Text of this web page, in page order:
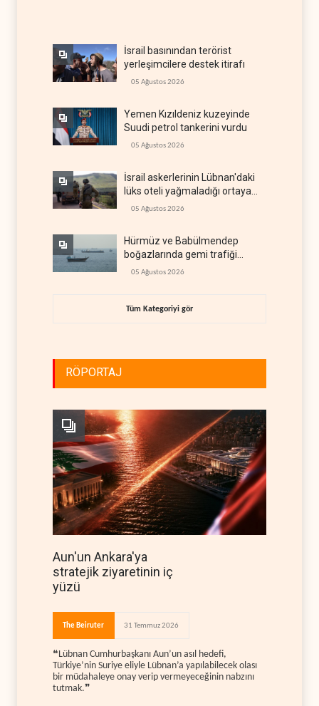
İsrail basınından terörist
yerleşimcilere destek itirafı
05 Ağustos 2026
Yemen Kızıldeniz kuzeyinde
Suudi petrol tankerini vurdu
05 Ağustos 2026
İsrail askerlerinin Lübnan'daki
lüks oteli yağmaladığı ortaya
çıktı
05 Ağustos 2026
Hürmüz ve Babülmendep
boğazlarında gemi trafiği
durağan seyrini koruyor
05 Ağustos 2026
Tüm Kategoriyi gör
RÖPORTAJ
Aun'un Ankara'ya
stratejik ziyaretinin iç
yüzü
The Beiruter 31 Temmuz 2026
❝Lübnan Cumhurbaşkanı Aun’un asıl hedefi,
Türkiye’nin Suriye eliyle Lübnan’a yapılabilecek olası
bir müdahaleye onay verip vermeyeceğinin nabzını
tutmak.❞